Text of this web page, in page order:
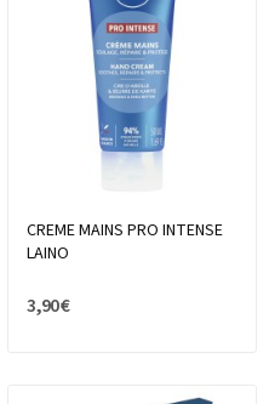
CREME MAINS PRO INTENSE
LAINO
3,90 €